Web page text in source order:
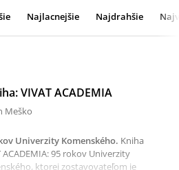
Najlacnejšie Najdrahšie
VIVAT ACADEMIA
Meško
Univerzity Komenského. Kniha
ACADEMIA: 95 rokov Univerzity
ktorej zostavovateľom je